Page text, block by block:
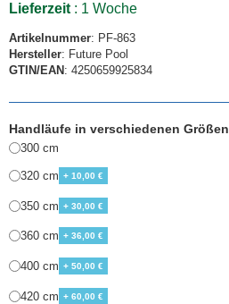
Lieferzeit : 1 Woche
Artikelnummer: PF-863
Hersteller: Future Pool
GTIN/EAN : 4250659925834
Handläufe in verschiedenen Größen
300 cm
320 cm + 10,00 €
350 cm + 30,00 €
360 cm + 36,00 €
400 cm + 50,00 €
420 cm + 60,00 €